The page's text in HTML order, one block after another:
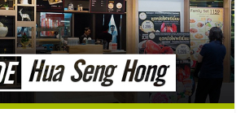
ไทย,